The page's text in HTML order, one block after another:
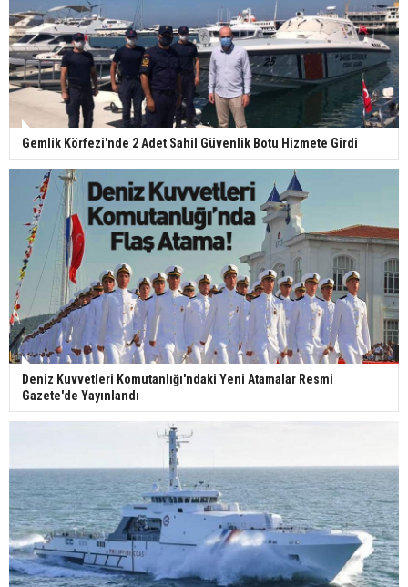
Gemlik Körfezi'nde 2 Adet Sahil Güvenlik Botu Hizmete Girdi
Deniz Kuvvetleri Komutanlığı'ndaki Yeni Atamalar Resmi
Gazete'de Yayınlandı